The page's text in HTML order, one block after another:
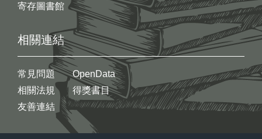
寄存圖書館
相關連結
常見問題
相關法規
友善連結
OpenData
得獎書目